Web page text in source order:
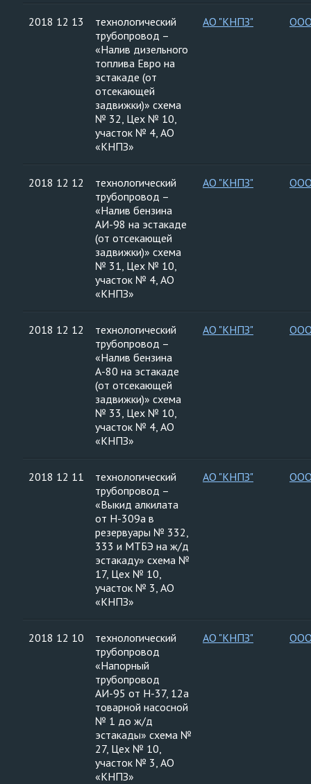
2018 12 13
технологический
трубопровод –
«Налив дизельного
топлива Евро на
эстакаде (от
отсекающей
задвижки)» схема
№ 32, Цех № 10,
участок № 4, АО
«КНПЗ»
АО "КНПЗ"
2018 12 12
технологический
трубопровод –
«Налив бензина
АИ-98 на эстакаде
(от отсекающей
задвижки)» схема
№ 31, Цех № 10,
участок № 4, АО
«КНПЗ»
АО "КНПЗ"
2018 12 12
технологический
трубопровод –
«Налив бензина
А-80 на эстакаде
(от отсекающей
задвижки)» схема
№ 33, Цех № 10,
участок № 4, АО
«КНПЗ»
АО "КНПЗ"
2018 12 11
технологический
трубопровод –
«Выкид алкилата
от Н-309а в
резервуары № 332,
333 и МТБЭ на ж/д
эстакаду» схема №
17, Цех № 10,
участок № 3, АО
«КНПЗ»
АО "КНПЗ"
2018 12 10
технологический
трубопровод
«Напорный
трубопровод
АИ-95 от Н-37, 12а
товарной насосной
№ 1 до ж/д
эстакады» схема №
27, Цех № 10,
участок № 3, АО
«КНПЗ»
АО "КНПЗ"